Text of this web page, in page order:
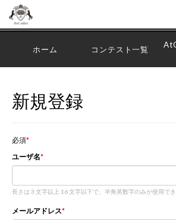
ホーム コンテスト一覧
新規登録
必須
ユーザ名
長さは 3 文字以上 16 文字以下で、半角英数字のみが使用でき
メールアドレス